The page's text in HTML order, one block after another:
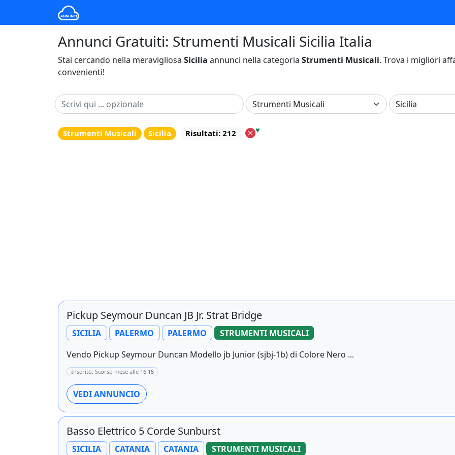
Annunci Gratuiti: Strumenti Musicali Sicilia Italia
Stai cercando nella meravigliosa Sicilia annunci nella categoria Strumenti Musicali. Trova i migliori
convenienti!
Strumenti Musicali Sicilia Risultati: 212 ♥
Pickup Seymour Duncan JB Jr. Strat Bridge
SICILIA PALERMO PALERMO
STRUMENTI MUSICALI
Vendo Pickup Seymour Duncan Modello jb Junior (sjbj-1b) di Colore Nero ...
Inserito: Scorso mese alle 16:15
VEDI ANNUNCIO
Basso Elettrico 5 Corde Sunburst
SICILIA CATANIA CATANIA
STRUMENTI MUSICALI